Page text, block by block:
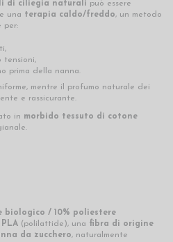
di ciliegia naturali può essere
una terapia caldo/freddo, un metodo
per:
tensioni,
prima della nanna.
mentre il profumo naturale dei
e rassicurante.
in morbido tessuto di cotone
biologico / 10% poliestere
PLA (polilattide), una fibra di origine
da zucchero, naturalmente